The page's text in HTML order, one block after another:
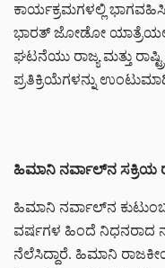
ಕಾರ್ಯಕ್ರಮಗಳಲ್ಲಿ
ಭಾರತ್ ಜೋಡೋ
ಘಟನೆಯು ರಾಜ್ಯ ಮತ್ತು
ಪ್ರತಿಕ್ರಿಯೆಗಳನ್ನು
ಹಿಮಾನಿ ನರ್ವಾಲ್‌ನ ಸಕ್ರಿಯ
ಹಿಮಾನಿ ನರ್ವಾಲ್‌ನ
ವರ್ಷಗಳ ಹಿಂದೆ ನಿಧನರಾದ
ನೆಲೆಸಿದ್ದಾರೆ. ಹಿಮಾನಿ